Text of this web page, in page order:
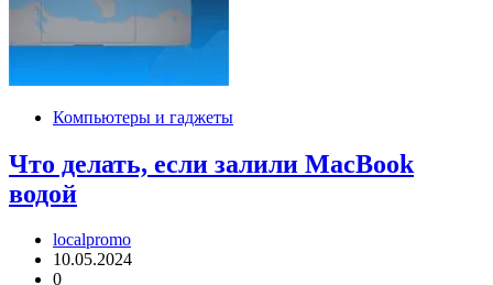
Компьютеры и гаджеты
Что делать, если залили MacBook
водой
localpromo
10.05.2024
0